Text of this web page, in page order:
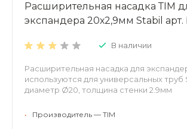
Расширительная насадка ТIM
экспандера 20х2,9мм Stabil арт.
В наличии
Расширительная насадка для
используются для универсальных труб
диаметр Ø20, толщина стенки 2.9мм
• Производитель — TIM